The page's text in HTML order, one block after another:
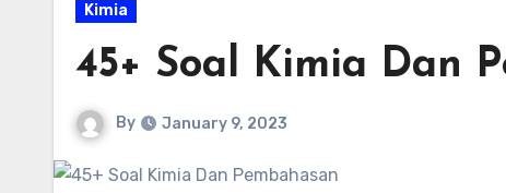
Kimia
45+ Soal Kimia Dan
By January 9, 2023